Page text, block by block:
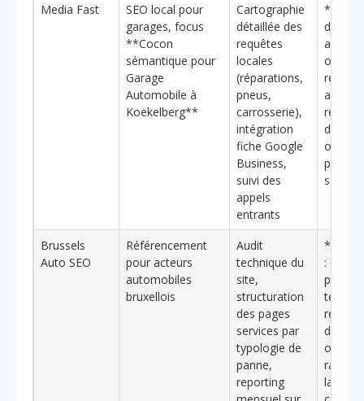
Media Fast
SEO local pour
garages, focus
**Cocon
sémantique pour
Garage
Automobile à
Koekelberg**
Cartographie
détaillée des
requêtes
locales
(réparations,
pneus,
carrosserie),
intégration
fiche Google
Business,
suivi des
appels
entrants
avec
reliés
offres
Brussels
Auto SEO
Référencement
pour acteurs
automobiles
bruxellois
Audit
technique du
site,
structuration
des pages
services par
typologie de
panne,
reporting
:
pour
temps
la